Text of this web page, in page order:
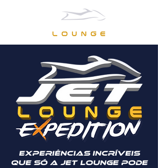
EXPERIÊNCIAS INCRÍVEIS
QUE SÓ A JET LOUNGE PODE